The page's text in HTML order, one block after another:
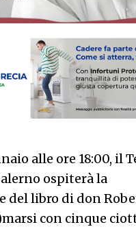
alle ore 18:00, il
ospiterà la
del libro di don
con cinque